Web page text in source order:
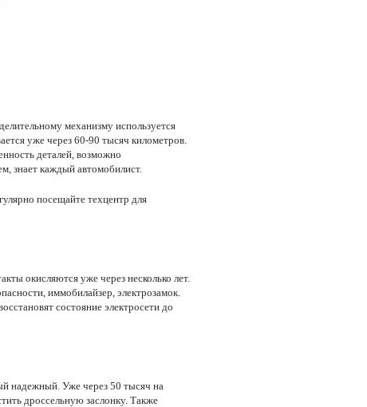
механизму используется
уже через 60-90 тысяч километров.
деталей, возможно
знает каждый автомобилист.
посещайте техцентр для
окисляются уже через несколько лет.
иммобилайзер, электрозамок.
состояние электросети до
надежный. Уже через 50 тысяч на
дроссельную заслонку. Также